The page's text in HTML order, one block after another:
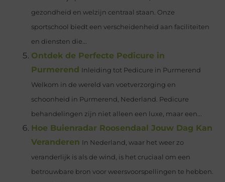
gezondheid en welzijn centraal staan. Onze
sportschool biedt een verscheidenheid aan faciliteiten
en diensten die...
Ontdek de Perfecte Pedicure in
Purmerend Inleiding tot Pedicure in Purmerend
Welkom in de wereld van voetverzorging en
schoonheid in Purmerend, Nederland. Pedicure
behandelingen zijn niet alleen een luxe, maar een...
Hoe Buienradar Roosendaal Jouw Dag Kan
Veranderen In Nederland, waar het weer zo
veranderlijk is als de wind, is het cruciaal om een
betrouwbare bron voor weersvoorspellingen te hebben.